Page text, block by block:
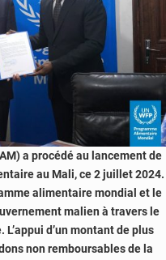
a procédé au lancement de
au Mali, ce 2 juillet 2024.
alimentaire mondial et le
malien à travers le
d’un montant de plus
non remboursables de la